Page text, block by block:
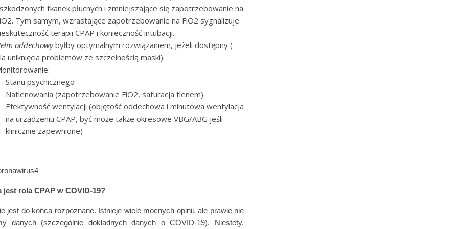
tkanek płucnych i zmniejszające się zapotrzebowanie na
Tym samym, wzrastające zapotrzebowanie na FiO2 sygnalizuje
terapii CPAP i konieczność intubacji.
oddechowybyłby optymalnym rozwiązaniem, jeżeli dostępny (
uniknięcia problemów ze szczelnością maski).
Stanu psychicznego
Natlenowania (zapotrzebowanie FiO2, saturacja tlenem)
Efektywność wentylacji (objętość oddechowa i minutowa wentylacja
na urządzeniu CPAP, być może także okresowe VBG/ABG jeśli
klinicznie zapewnione)
jest rola CPAP w COVID-19?
jest do końca rozpoznane. Istnieje wiele mocnych opinii, ale prawie nie
danych (szczególnie dokładnych danych o COVID-19). Niestety,